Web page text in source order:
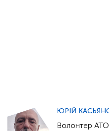
ЮРІЙ
Волонтер АТО,